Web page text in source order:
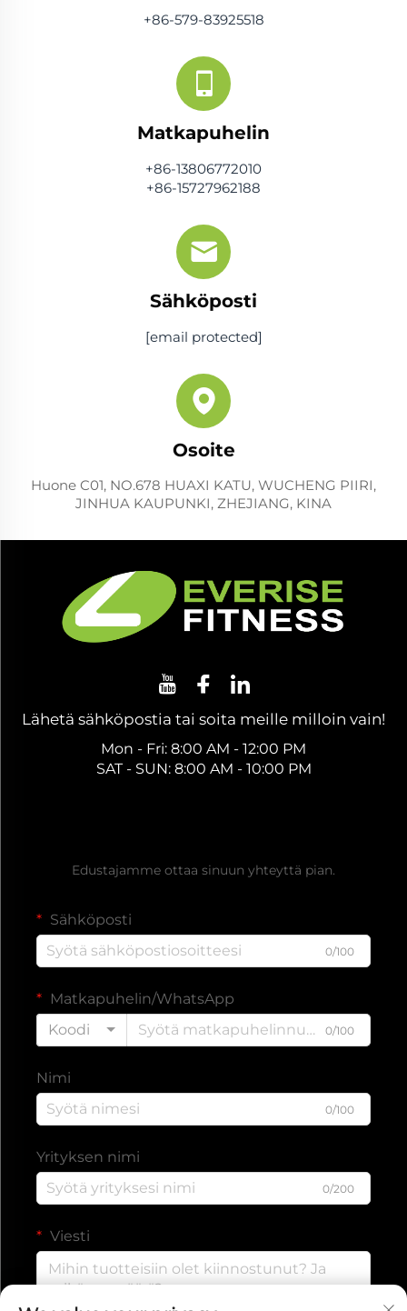
+86-579-83925518
Matkapuhelin
+86-13806772010
+86-15727962188
Sähköposti
[email protected]
Osoite
Huone C01, NO.678 HUAXI KATU, WUCHENG PIIRI,
JINHUA KAUPUNKI, ZHEJIANG, KINA
Lähetä sähköpostia tai soita meille milloin vain!
Mon - Fri: 8:00 AM - 12:00 PM
SAT - SUN: 8:00 AM - 10:00 PM
Edustajamme ottaa sinuun yhteyttä pian.
Sähköposti
0/100
Matkapuhelin/WhatsApp
Koodi
0/100
Nimi
0/100
Yrityksen nimi
0/200
Viesti